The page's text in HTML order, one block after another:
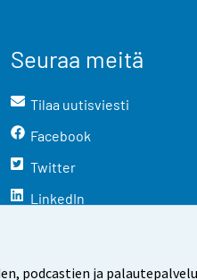
podcastien ja
Seuraa meitä
Tilaa uutisviesti
Facebook
Twitter
LinkedIn